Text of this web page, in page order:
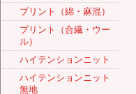
プリント（綿・麻混）
プリント（合繊・ウー
ル）
ハイテンションニット
ハイテンションニット
無地